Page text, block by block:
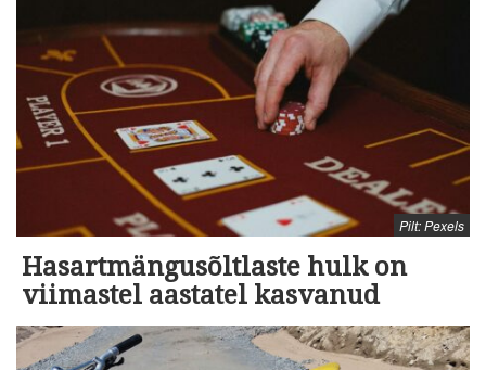
Pilt: Pexels
Hasartmängusõltlaste hulk on
viimastel aastatel kasvanud